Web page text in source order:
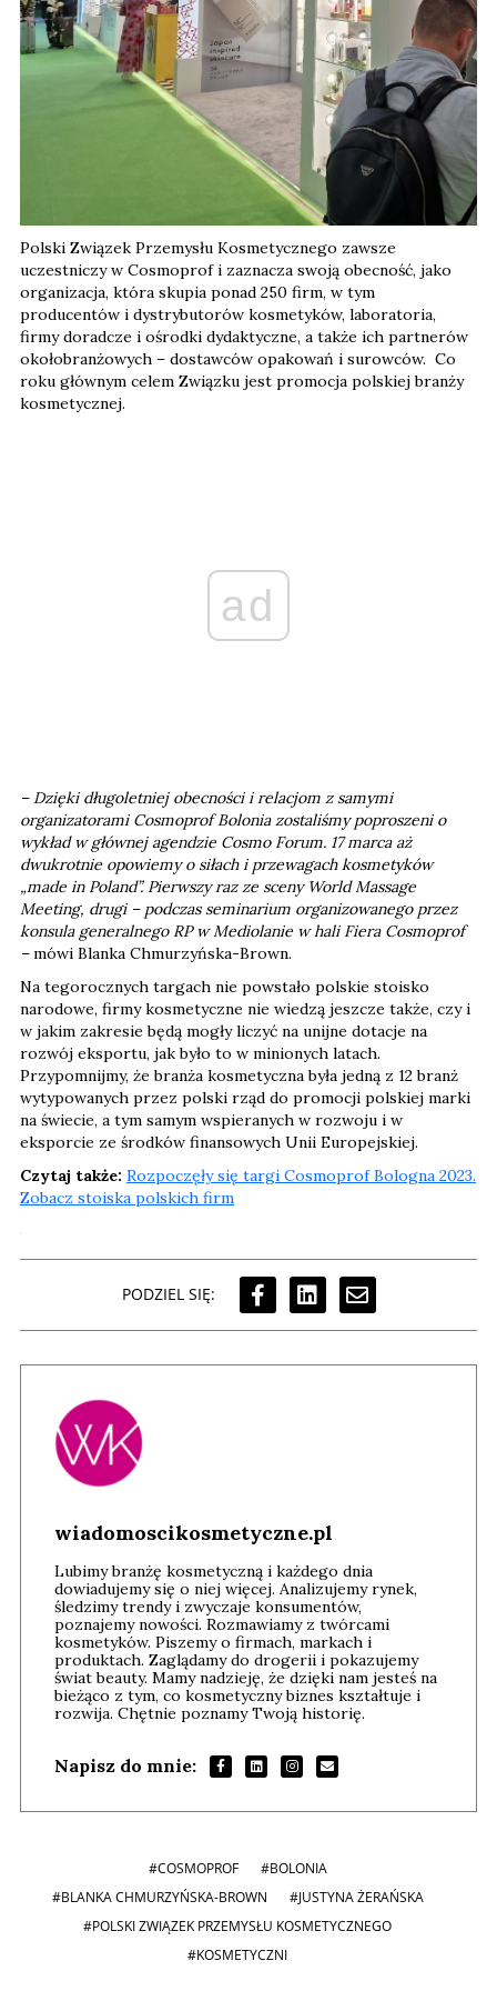
Polski Związek Przemysłu Kosmetycznego zawsze
uczestniczy w Cosmoprof i zaznacza swoją obecność, jako
organizacja, która skupia ponad 250 firm, w tym
producentów i dystrybutorów kosmetyków, laboratoria,
firmy doradcze i ośrodki dydaktyczne, a także ich partnerów
okołobranżowych – dostawców opakowań i surowców. Co
roku głównym celem Związku jest promocja polskiej branży
kosmetycznej.
ad
– Dzięki długoletniej obecności i relacjom z samymi
organizatorami Cosmoprof Bolonia zostaliśmy poproszeni o
wykład w głównej agendzie Cosmo Forum. 17 marca aż
dwukrotnie opowiemy o siłach i przewagach kosmetyków
„made in Poland”. Pierwszy raz ze sceny World Massage
Meeting, drugi – podczas seminarium organizowanego przez
konsula generalnego RP w Mediolanie w hali Fiera Cosmoprof
–mówi Blanka Chmurzyńska-Brown.
Na tegorocznych targach nie powstało polskie stoisko
narodowe, firmy kosmetyczne nie wiedzą jeszcze także, czy i
w jakim zakresie będą mogły liczyć na unijne dotacje na
rozwój eksportu, jak było to w minionych latach.
Przypomnijmy, że branża kosmetyczna była jedną z 12 branż
wytypowanych przez polski rząd do promocji polskiej marki
na świecie, a tym samym wspieranych w rozwoju i w
eksporcie ze środków finansowych Unii Europejskiej.
Czytaj także: Rozpoczęły się targi Cosmoprof Bologna 2023.
Zobacz stoiska polskich firm
PODZIEL SIĘ:
wiadomoscikosmetyczne.pl
Lubimy branżę kosmetyczną i każdego dnia
dowiadujemy się o niej więcej. Analizujemy rynek,
śledzimy trendy i zwyczaje konsumentów,
poznajemy nowości. Rozmawiamy z twórcami
kosmetyków. Piszemy o firmach, markach i
produktach. Zaglądamy do drogerii i pokazujemy
świat beauty. Mamy nadzieję, że dzięki nam jesteś na
bieżąco z tym, co kosmetyczny biznes kształtuje i
rozwija. Chętnie poznamy Twoją historię.
Napisz do mnie:
#COSMOPROF
#BOLONIA
#BLANKA CHMURZYŃSKA-BROWN
#JUSTYNA ŻERAŃSKA
#POLSKI ZWIĄZEK PRZEMYSŁU KOSMETYCZNEGO
#KOSMETYCZNI